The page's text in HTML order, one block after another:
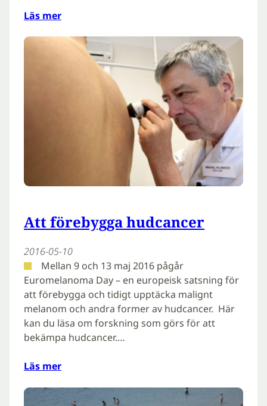
Läs mer
Att förebygga hudcancer
2016-05-10
Mellan 9 och 13 maj 2016 pågår
Euromelanoma Day – en europeisk satsning för
att förebygga och tidigt upptäcka malignt
melanom och andra former av hudcancer. Här
kan du läsa om forskning som görs för att
bekämpa hudcancer.…
Läs mer